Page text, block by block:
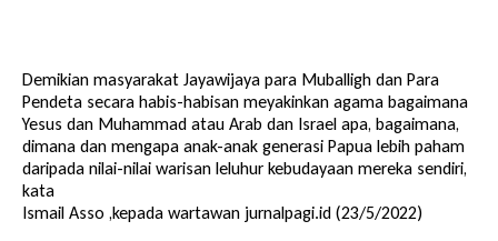
Demikian masyarakat Jayawijaya para Muballigh dan Para
Pendeta secara habis-habisan meyakinkan agama bagaimana
Yesus dan Muhammad atau Arab dan Israel apa, bagaimana,
dimana dan mengapa anak-anak generasi Papua lebih paham
daripada nilai-nilai warisan leluhur kebudayaan mereka sendiri,
kata
Ismail Asso ,kepada wartawan jurnalpagi.id (23/5/2022)